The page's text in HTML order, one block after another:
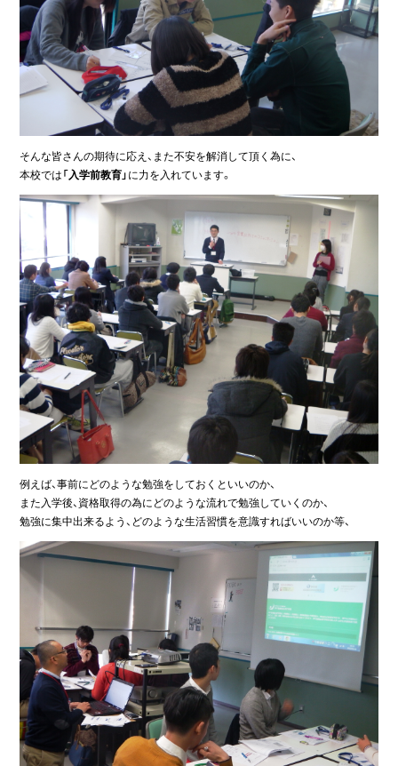
そんな皆さんの期待に応え、また不安を解消して頂く為に、
本校では「入学前教育」に力を入れています。
例えば、事前にどのような勉強をしておくといいのか、
また入学後、資格取得の為にどのような流れで勉強していくのか、
勉強に集中出来るよう、どのような生活習慣を意識すればいいのか等、